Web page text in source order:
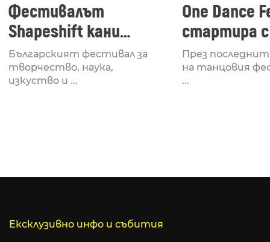
Фестивалът
Shapeshift кани
Fabrizio Mammarella
за откриването си
Българският фестивал за
творчество, наука,
изкуство и ...
One Dance
стартира
Lucid,
рейв
През
на танцовия
...
Ексклузивно инфо и събития